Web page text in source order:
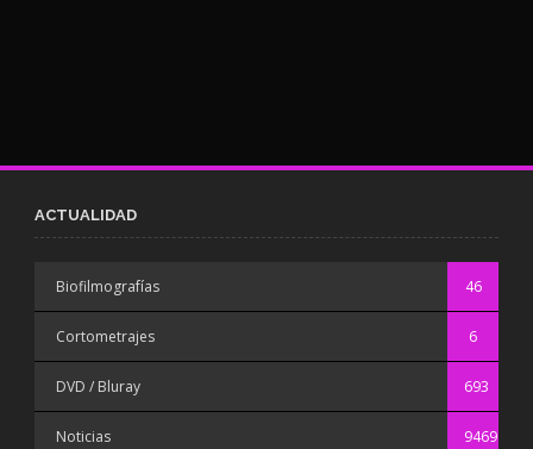
ACTUALIDAD
Biofilmografías 46
Cortometrajes 6
DVD / Bluray 693
Noticias 9469